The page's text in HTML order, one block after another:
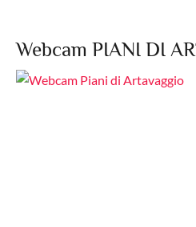
Webcam PIANI DI